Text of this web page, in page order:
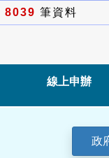
8039 筆資料
線上申辦
政